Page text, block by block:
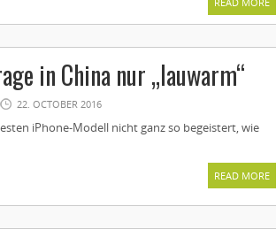
in China nur „lauwarm“
22. OCTOBER 2016
iPhone-Modell nicht ganz so begeistert, wie
READ MORE